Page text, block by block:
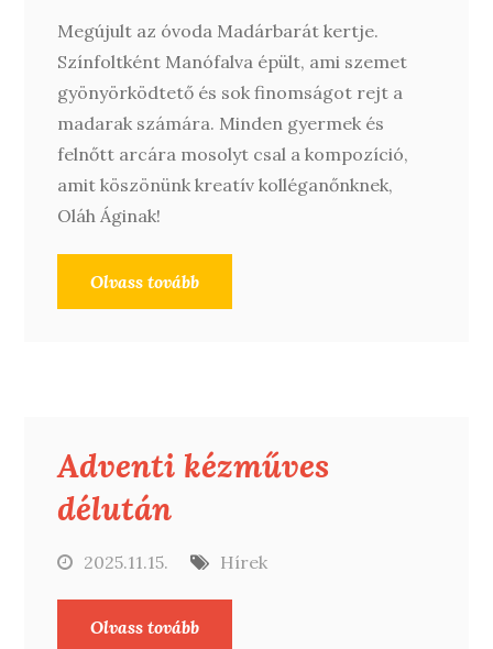
Megújult az óvoda Madárbarát kertje.
Színfoltként Manófalva épült, ami szemet
gyönyörködtető és sok finomságot rejt a
madarak számára. Minden gyermek és
felnőtt arcára mosolyt csal a kompozíció,
amit köszönünk kreatív kolléganőnknek,
Oláh Áginak!
Olvass tovább
Adventi kézműves
délután
2025.11.15. Hírek
Olvass tovább